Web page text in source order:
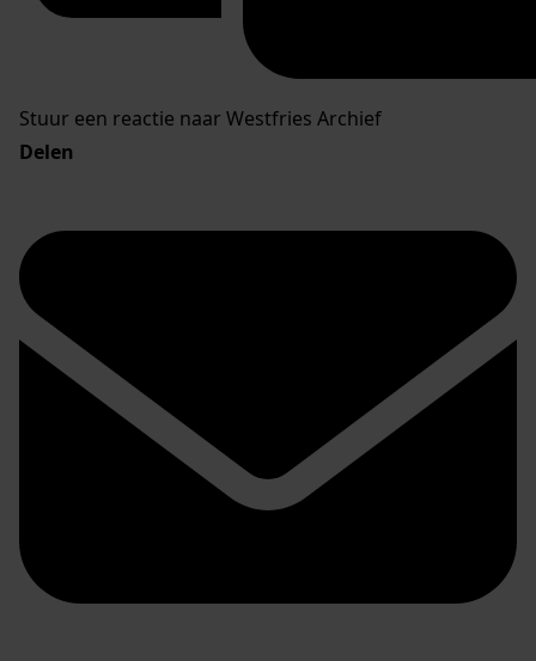
Stuur een reactie naar Westfries Archief
Delen